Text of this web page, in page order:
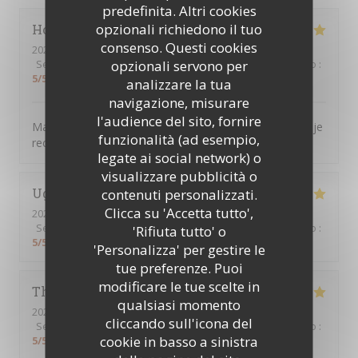
predefinita. Altri cookies
opzionali richiedono il tuo
consenso. Questi cookies
opzionali servono per
analizzare la tua
navigazione, misurare
l'audience del sito, fornire
funzionalità (ad esempio,
legate ai social network) o
visualizzare pubblicità o
contenuti personalizzati.
Clicca su 'Accetta tutto',
'Rifiuta tutto' o
'Personalizza' per gestire le
tue preferenze. Puoi
modificare le tue scelte in
qualsiasi momento
cliccando sull'icona del
cookie in basso a sinistra
Hocine
2026-07-16
- 12:30 - Ospiti 7
Servizio
Atmosfera:5/5 Cucina:5 /5 Qualità / Prezzo :
5/5
Magnifique, tout était parfait. L’accueil la présentation je
recommande encore merci
Ughetto
2026-07-21
- 12:15 - Ospiti 2
Servizio
Atmosfera: 5/5 Cucina: 5/5 Qualità / Prezzo :
5/5
Thierry
2026-07-09
- 12:30 - Ospiti 2
Servizio
Atmosfera: 5 /5 Cucina:5/5 Qualità / Prezzo :
5/5